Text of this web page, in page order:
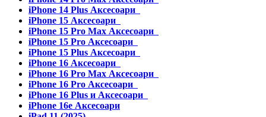
iPhone 14 Plus Аксесоари
iPhone 15 Аксесоари
iPhone 15 Pro Max Аксесоари
iPhone 15 Pro Аксесоари
iPhone 15 Plus Аксесоари
iPhone 16 Аксесоари
iPhone 16 Pro Max Аксесоари
iPhone 16 Pro Аксесоари
iPhone 16 Plus и Аксесоари
iPhone 16e Аксесоари